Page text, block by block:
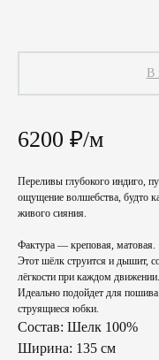
В
6200 ₽/м
Переливы глубокого индиго,
ощущение волшебства, будто
живого сияния.
Фактура — креповая, матовая.
Этот шёлк струится и дышит,
лёгкости при каждом движении.
Идеально подойдет для
струящиеся юбки.
Состав: Шелк 100%
Ширина: 135 см